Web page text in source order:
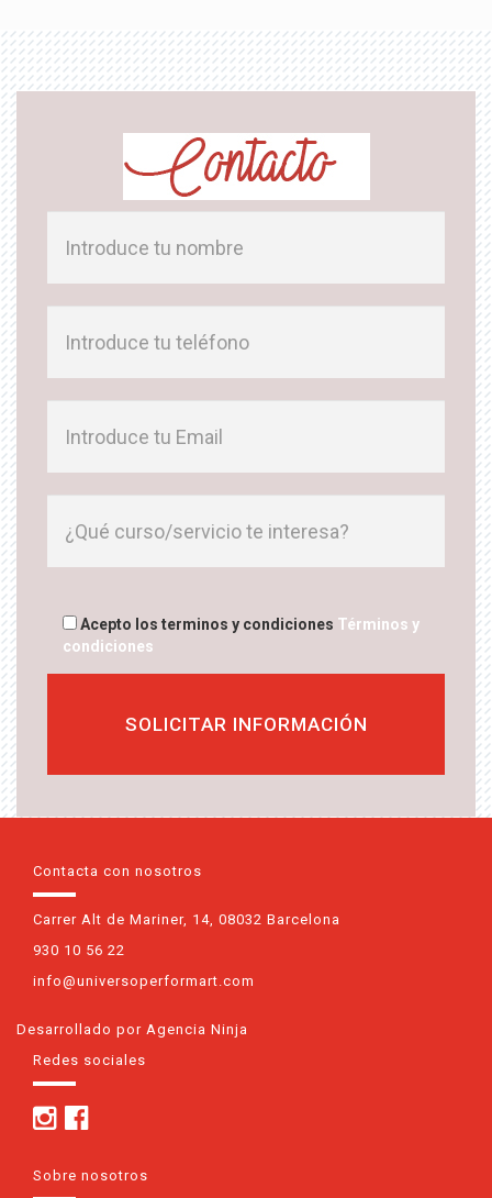
Acepto los terminos y condiciones Términos y
condiciones
Contacta con nosotros
Carrer Alt de Mariner, 14, 08032 Barcelona
930 10 56 22
info@universoperformart.com
Desarrollado por Agencia Ninja
Redes sociales
Sobre nosotros